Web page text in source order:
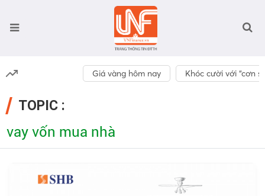
Giá vàng hôm nay Khóc cười với “cơn
TOPIC :
vay vốn mua nhà